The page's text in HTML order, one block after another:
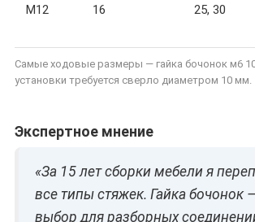
М12 16 25, 30
Самые ходовые размеры — гайка бочонок м6
установки требуется сверло диаметром 10 мм.
Экспертное мнение
«За 15 лет сборки мебели я
все типы стяжек. Гайка бочонок
выбор для разборных